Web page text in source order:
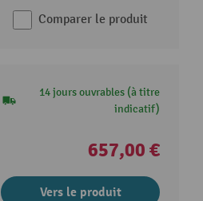
Comparer le produit
14 jours ouvrables (à titre
indicatif)
657,00 €
Vers le produit